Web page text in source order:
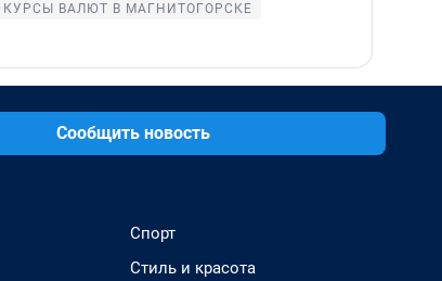
КУРСЫ ВАЛЮТ В МАГНИТОГОРСКЕ
Сообщить новость
Спорт
Стиль и красота